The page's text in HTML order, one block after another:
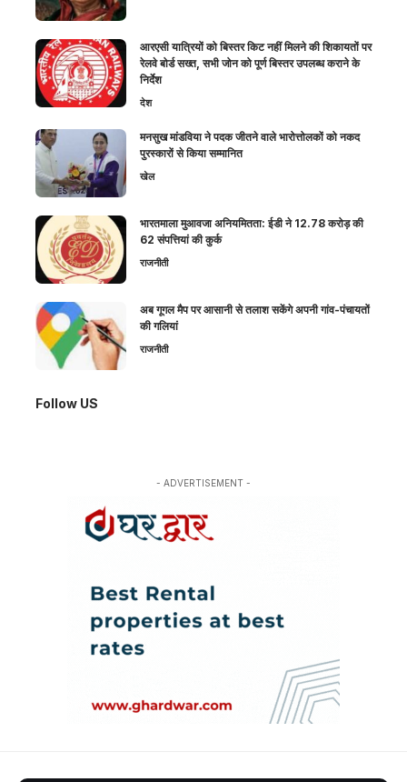
आरएसी यात्रियों को बिस्तर किट नहीं मिलने की शिकायतों पर
रेलवे बोर्ड सख्त, सभी जोन को पूर्ण बिस्तर उपलब्ध कराने के
निर्देश
देश
मनसुख मांडविया ने पदक जीतने वाले भारोत्तोलकों को नकद
पुरस्कारों से किया सम्मानित
खेल
भारतमाला मुआवजा अनियमितता: ईडी ने 12.78 करोड़ की
62 संपत्तियां की कुर्क
राजनीती
अब गूगल मैप पर आसानी से तलाश सकेंगे अपनी गांव-पंचायतों
की गलियां
राजनीती
Follow US
- ADVERTISEMENT -